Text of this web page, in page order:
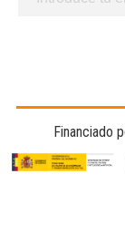
Financiado